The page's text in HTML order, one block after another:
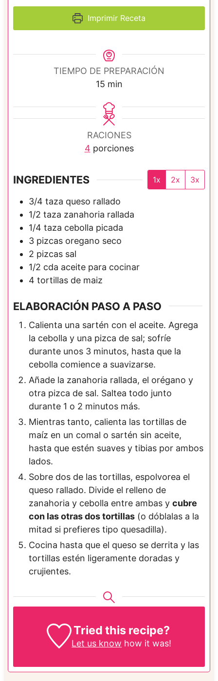
Imprimir Receta
TIEMPO DE PREPARACIÓN
15m
n
u
t
o
min
RACIONES
4 porciones
INGREDIENTES 1x 2x 3x
3/4 taza queso rallado
1/2 taza zanahoria rallada
1/4 taza cebolla picada
3 pizcas oregano seco
2 pizcas sal
1/2 cda aceite para cocinar
4 tortillas de maiz
ELABORACIÓN PASO A PASO
Calienta una sartén con el aceite. Agrega
la cebolla y una pizca de sal; sofríe
durante unos 3 minutos, hasta que la
cebolla comience a suavizarse.
Añade la zanahoria rallada, el orégano y
otra pizca de sal. Saltea todo junto
durante 1 o 2 minutos más.
Mientras tanto, calienta las tortillas de
maíz en un comal o sartén sin aceite,
hasta que estén suaves y tibias por ambos
lados.
Sobre dos de las tortillas, espolvorea el
queso rallado. Divide el relleno de
zanahoria y cebolla entre ambas y cubre
con las otras dos tortillas(o dóblalas a la
mitad si prefieres tipo quesadilla).
Cocina hasta que el queso se derrita y las
tortillas estén ligeramente doradas y
crujientes.
Tried this recipe?
Let us know how it was!